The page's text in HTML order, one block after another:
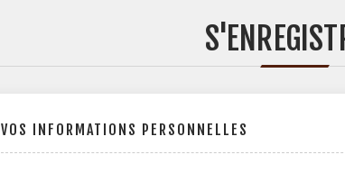
VOS INFORMATIONS PERSONNELLES